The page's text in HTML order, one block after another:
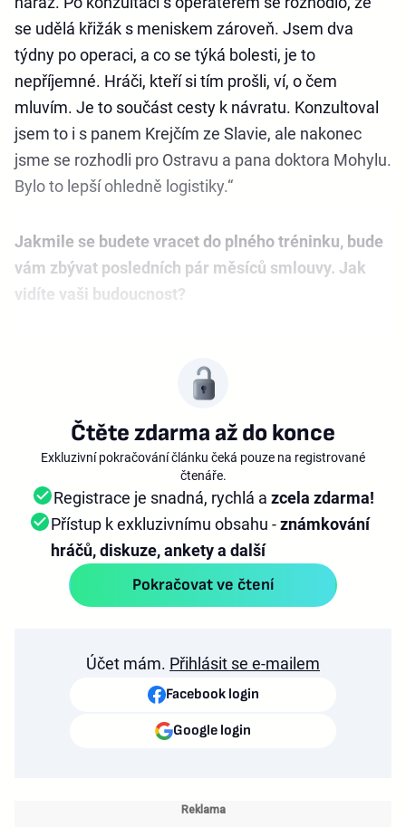
se udělá křižák s meniskem zároveň. Jsem dva
týdny po operaci, a co se týká bolesti, je to
nepříjemné. Hráči, kteří si tím prošli, ví, o čem
mluvím. Je to součást cesty k návratu. Konzultoval
jsem to i s panem Krejčím ze Slavie, ale nakonec
jsme se rozhodli pro Ostravu a pana doktora Mohylu.
Bylo to lepší ohledně logistiky.“
Jakmile se budete vracet do plného tréninku, bude
vám zbývat posledních pár měsíců smlouvy. Jak
vidíte vaši budoucnost?
Čtěte zdarma až do konce
Exkluzivní pokračování článku čeká pouze na registrované
čtenáře.
Registrace je snadná, rychlá a zcela zdarma!
Přístup k exkluzivnímu obsahu -známkování
hráčů, diskuze, ankety a další
Pokračovat ve čtení
Účet mám. Přihlásit se e-mailem
Facebook login
Google login